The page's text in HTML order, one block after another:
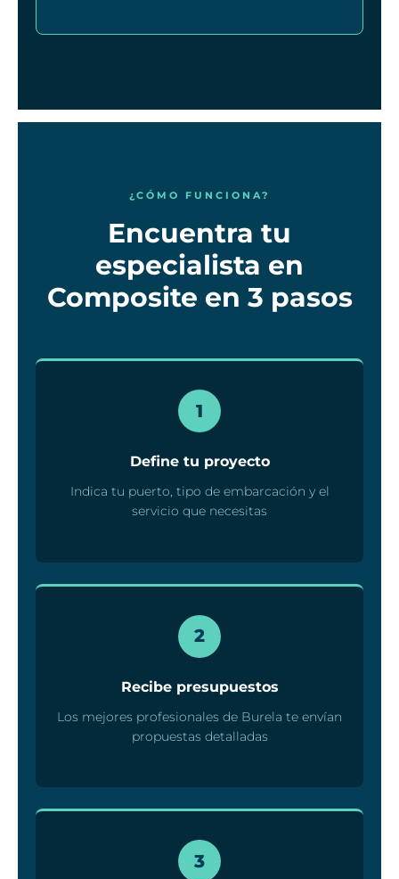
¿CÓMO FUNCIONA?
Encuentra tu
especialista en
Composite en 3 pasos
1
Define tu proyecto
Indica tu puerto, tipo de embarcación y el
servicio que necesitas
2
Recibe presupuestos
Los mejores profesionales de Burela te envían
propuestas detalladas
3